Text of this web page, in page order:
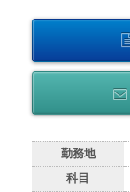
勤務地
科目